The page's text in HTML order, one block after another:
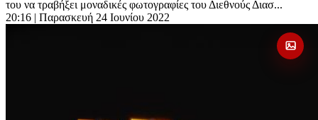
του να τραβήξει μοναδικές φωτογραφίες του Διεθνούς Διασ...
20:16 | Παρασκευή 24 Ιουνίου 2022